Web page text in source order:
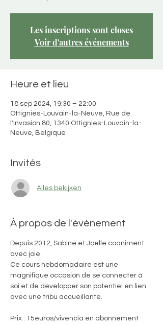
Les inscriptions sont closes
Voir d'autres événements
Heure et lieu
18 sep 2024, 19:30 – 22:00
Ottignies-Louvain-la-Neuve, Rue de
l'Invasion 80, 1340 Ottignies-Louvain-la-
Neuve, Belgique
Invités
Alles bekijken
À propos de l'événement
Depuis 2012, Sabine et Joëlle coaniment
avec joie.
Ce cours hebdomadaire est une
magnifique occasion de se connecter à
soi et de développer son potentiel en lien
avec une tribu accueillante.
Prix : 15euros/vivencia en abonnement